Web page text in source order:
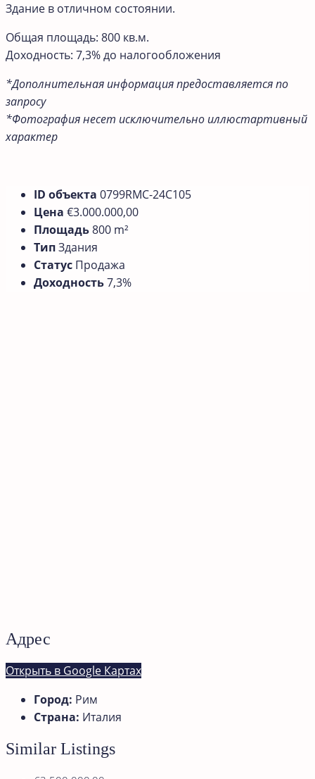
Здание в отличном состоянии.
Общая площадь: 800 кв.м.
Доходность: 7,3% до налогообложения
*Дополнительная информация предоставляется по
запросу
*Фотография несет исключительно иллюстартивный
характер
ID объекта 0799RMС-24C105
Цена €3.000.000,00
Площадь800 m²
ТипЗдания
Статус Продажа
Доходность7,3%
Адрес
Открыть в Google Картах
Город: Рим
Страна: Италия
Similar Listings